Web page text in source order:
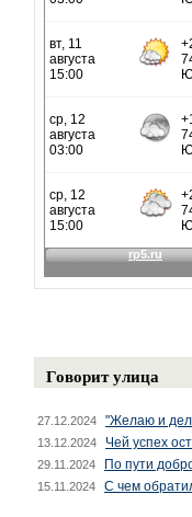
Говорит улица
27.12.2024 "Желаю и
13.12.2024 Чей успех
29.11.2024 По пути
15.11.2024 С чем